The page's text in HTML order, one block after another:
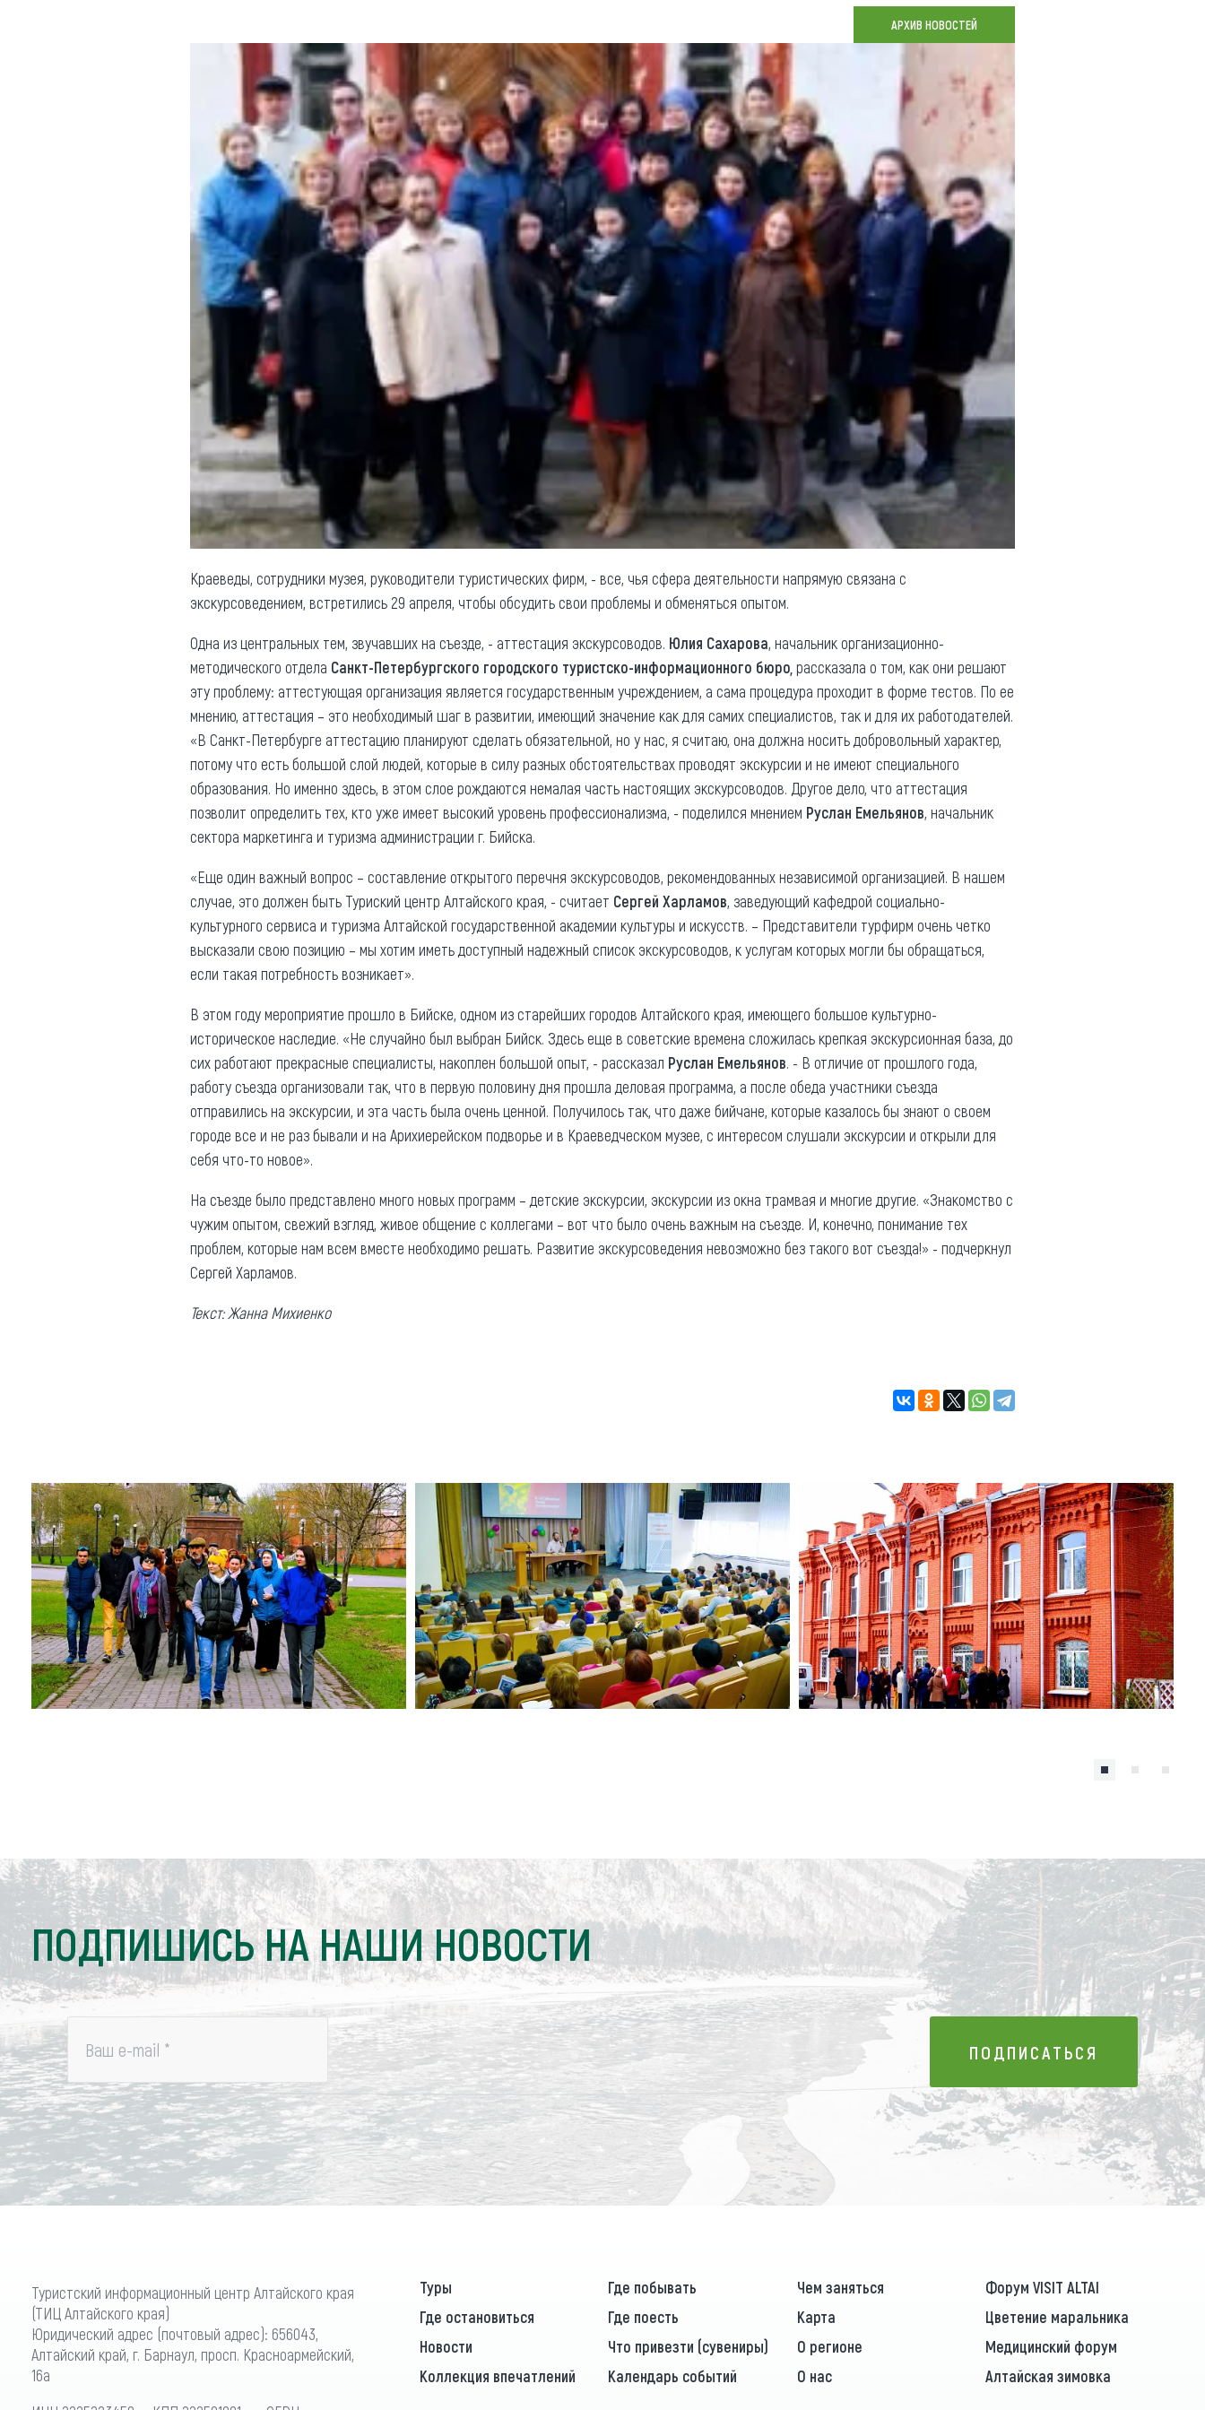
Новости
Что привезти (сувениры)
Общая информация
Как добраться
Люди, прославившие Алтай
Карты и буклеты
Коллекция впечатлений
Видеогалерея
Фотогалерея
Другие рубрики
Реестр туроператоров
агентств Алтайского края
Противодействие коррупции
АРХИВ НОВОСТЕЙ
Краеведы, сотрудники музея, руководители туристических фирм, - все, чья сфера деятельности напрямую связана с
экскурсоведением, встретились 29 апреля, чтобы обсудить свои проблемы и обменяться опытом.
Одна из центральных тем, звучавших на съезде, - аттестация экскурсоводов. Юлия Сахарова, начальник организационно-
методического отдела Санкт-Петербургского городского туристско-информационного бюро, рассказала о том, как они решают
эту проблему: аттестующая организация является государственным учреждением, а сама процедура проходит в форме тестов. По ее
мнению, аттестация – это необходимый шаг в развитии, имеющий значение как для самих специалистов, так и для их работодателей.
«В Санкт-Петербурге аттестацию планируют сделать обязательной, но у нас, я считаю, она должна носить добровольный характер,
потому что есть большой слой людей, которые в силу разных обстоятельствах проводят экскурсии и не имеют специального
образования. Но именно здесь, в этом слое рождаются немалая часть настоящих экскурсоводов. Другое дело, что аттестация
позволит определить тех, кто уже имеет высокий уровень профессионализма, - поделился мнением Руслан Емельянов, начальник
сектора маркетинга и туризма администрации г. Бийска.
«Еще один важный вопрос – составление открытого перечня экскурсоводов, рекомендованных независимой организацией. В нашем
случае, это должен быть Туриский центр Алтайского края, - считает Сергей Харламов, заведующий кафедрой социально-
культурного сервиса и туризма Алтайской государственной академии культуры и искусств. – Представители турфирм очень четко
высказали свою позицию – мы хотим иметь доступный надежный список экскурсоводов, к услугам которых могли бы обращаться,
если такая потребность возникает».
В этом году мероприятие прошло в Бийске, одном из старейших городов Алтайского края, имеющего большое культурно-
историческое наследие. «Не случайно был выбран Бийск. Здесь еще в советские времена сложилась крепкая экскурсионная база, до
сих работают прекрасные специалисты, накоплен большой опыт, - рассказал Руслан Емельянов. - В отличие от прошлого года,
работу съезда организовали так, что в первую половину дня прошла деловая программа, а после обеда участники съезда
отправились на экскурсии, и эта часть была очень ценной. Получилось так, что даже бийчане, которые казалось бы знают о своем
городе все и не раз бывали и на Арихиерейском подворье и в Краеведческом музее, с интересом слушали экскурсии и открыли для
себя что-то новое».
На съезде было представлено много новых программ – детские экскурсии, экскурсии из окна трамвая и многие другие. «Знакомство с
чужим опытом, свежий взгляд, живое общение с коллегами – вот что было очень важным на съезде. И, конечно, понимание тех
проблем, которые нам всем вместе необходимо решать. Развитие экскурсоведения невозможно без такого вот съезда!» - подчеркнул
Сергей Харламов.
Текст: Жанна Михиенко
ПОДПИШИСЬ НА НАШИ НОВОСТИ
Ваш e-mail * ПОДПИСАТЬСЯ
ПОДПИСАТЬСЯ
Туристский информационный центр Алтайского края
(ТИЦ Алтайского края)
Юридический адрес (почтовый адрес): 656043,
Алтайский край, г. Барнаул, просп. Красноармейский,
16а
Туры Где побывать Чем заняться
Форум VISIT ALTAI
Где остановиться
Где поесть Карта
Цветение маральника
Новости
Что привезти (сувениры) О регионе
Медицинский форум
Коллекция впечатлений
Календарь событий О нас Алтайская зимовка